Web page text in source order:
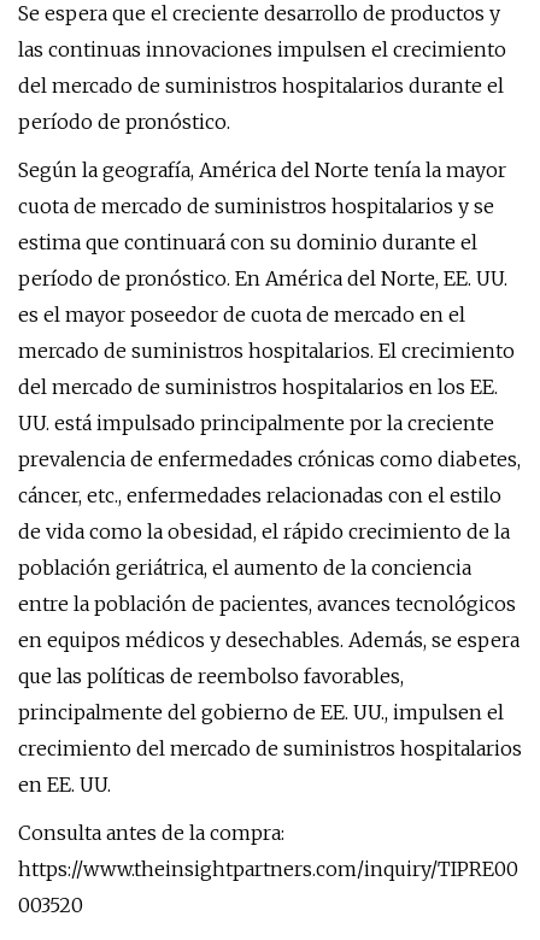
Se espera que el creciente desarrollo de productos y
las continuas innovaciones impulsen el crecimiento
del mercado de suministros hospitalarios durante el
período de pronóstico.
Según la geografía, América del Norte tenía la mayor
cuota de mercado de suministros hospitalarios y se
estima que continuará con su dominio durante el
período de pronóstico. En América del Norte, EE. UU.
es el mayor poseedor de cuota de mercado en el
mercado de suministros hospitalarios. El crecimiento
del mercado de suministros hospitalarios en los EE.
UU. está impulsado principalmente por la creciente
prevalencia de enfermedades crónicas como diabetes,
cáncer, etc., enfermedades relacionadas con el estilo
de vida como la obesidad, el rápido crecimiento de la
población geriátrica, el aumento de la conciencia
entre la población de pacientes, avances tecnológicos
en equipos médicos y desechables. Además, se espera
que las políticas de reembolso favorables,
principalmente del gobierno de EE. UU., impulsen el
crecimiento del mercado de suministros hospitalarios
en EE. UU.
Consulta antes de la compra:
https://www.theinsightpartners.com/inquiry/TIPRE00
003520